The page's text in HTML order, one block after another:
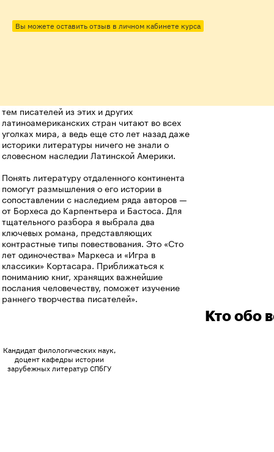
тем писателей из этих и других
латиноамериканских стран читают во всех
уголках мира, а ведь еще сто лет назад даже
историки литературы ничего не знали о
словесном наследии Латинской Америки.
Понять литературу отдаленного континента
помогут размышления о его истории в
сопоставлении с наследием ряда авторов —
от Борхеса до Карпентьера и Бастоса. Для
тщательного разбора я выбрала два
ключевых романа, представляющих
контрастные типы повествования. Это «Сто
лет одиночества» Маркеса и «Игра в
классики» Кортасара. Приближаться к
пониманию книг, хранящих важнейшие
послания человечеству, поможет изучение
раннего творчества писателей».
Кто обо
Кандидат филологических наук,
доцент кафедры истории
зарубежных литератур СПбГУ
всем ценителям литературы и
прекрасных лекций о ней.
есть, чем
главное,
девять вечеров,
контексте,
рассказывает
Вы можете оставить отзыв в личном кабинете курса